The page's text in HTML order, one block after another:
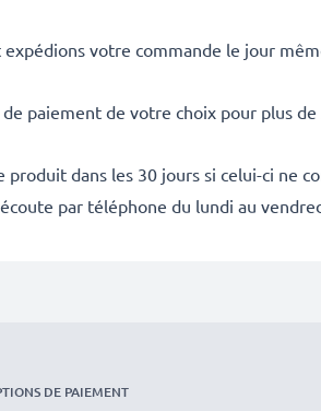
expédions votre commande le jour
paiement de votre choix pour plus
produit dans les 30 jours si celui-ci ne
par téléphone du lundi au
DE PAIEMENT